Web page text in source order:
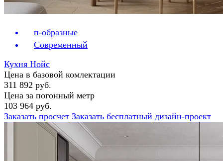
п-образные
Современный
Кухня Нойс
Цена в базовой комлектации
311 892 руб.
Цена за погонный метр
103 964 руб.
Заказать просчет Заказать бесплатный дизайн-проект